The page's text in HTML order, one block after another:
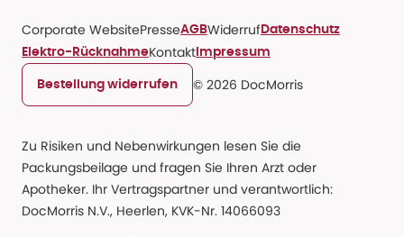
Corporate WebsitePresseAGBWiderruf Datenschutz
Elektro-RücknahmeKontakt Impressum
Bestellung widerrufen © 2026 DocMorris
Zu Risiken und Nebenwirkungen lesen Sie die
Packungsbeilage und fragen Sie Ihren Arzt oder
Apotheker. Ihr Vertragspartner und verantwortlich:
DocMorris N.V., Heerlen, KVK-Nr. 14066093